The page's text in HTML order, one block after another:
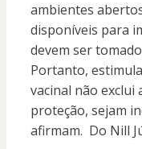
ambientes
disponíveis para
devem ser
Portanto,
vacinal não exclui
proteção, sejam
afirmam. Do Nill